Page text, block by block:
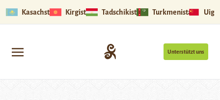
Kasachstan Kirgistan Tadschikistan Turkmenistan
Unterstützt uns